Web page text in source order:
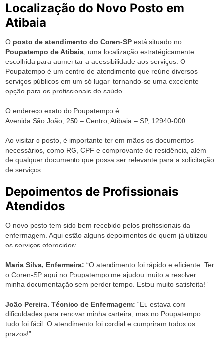
Localização do Novo Posto em
Atibaia
O posto de atendimento do Coren-SP está situado no
Poupatempo de Atibaia , uma localização estratégicamente
escolhida para aumentar a acessibilidade aos serviços. O
Poupatempo é um centro de atendimento que reúne diversos
serviços públicos em um só lugar, tornando-se uma excelente
opção para os profissionais de saúde.
O endereço exato do Poupatempo é:
Avenida São João, 250 – Centro, Atibaia – SP, 12940-000.
Ao visitar o posto, é importante ter em mãos os documentos
necessários, como RG, CPF e comprovante de residência, além
de qualquer documento que possa ser relevante para a solicitação
de serviços.
Depoimentos de Profissionais
Atendidos
O novo posto tem sido bem recebido pelos profissionais da
enfermagem. Aqui estão alguns depoimentos de quem já utilizou
os serviços oferecidos:
Maria Silva, Enfermeira: “O atendimento foi rápido e eficiente. Ter
o Coren-SP aqui no Poupatempo me ajudou muito a resolver
minha documentação sem perder tempo. Estou muito satisfeita!”
João Pereira, Técnico de Enfermagem: “Eu estava com
dificuldades para renovar minha carteira, mas no Poupatempo
tudo foi fácil. O atendimento foi cordial e cumpriram todos os
prazos!”